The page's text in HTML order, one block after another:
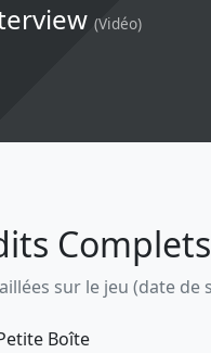
(Vidéo)
Complets
sur le jeu (date de
Boîte